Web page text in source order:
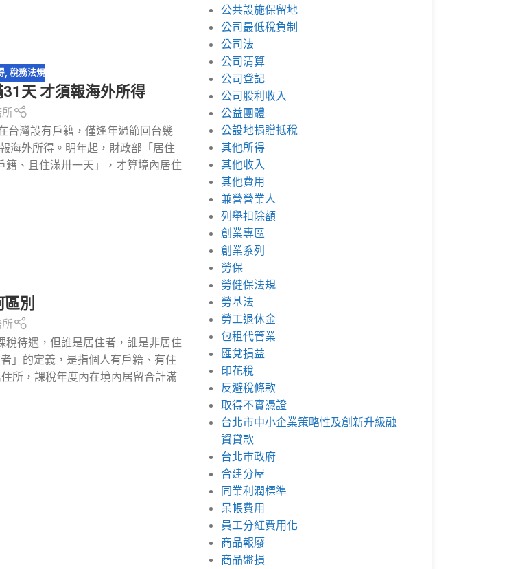
, 稅務法規
天 才須報海外所得
台灣設有戶籍，僅逢年過節回台幾
海外所得。明年起，財政部「居住
、且住滿卅一天」，才算境內居住
別
待遇，但誰是居住者，誰是非居住
」的定義，是指個人有戶籍、有住
所，課稅年度內在境內居留合計滿
公共設施保留地
公司最低稅負制
公司法
公司清算
公司登記
公司股利收入
公益團體
公設地捐贈抵稅
其他所得
其他收入
其他費用
兼營營業人
列舉扣除額
創業專區
創業系列
勞保
勞健保法規
勞基法
勞工退休金
包租代管業
匯兌損益
印花稅
反避稅條款
取得不實憑證
台北市中小企業策略性及創新升級融
資貸款
台北市政府
合建分屋
同業利潤標準
呆帳費用
員工分紅費用化
商品報廢
商品盤損